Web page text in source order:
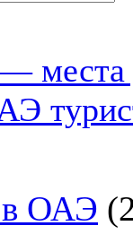
места
в ОАЭ